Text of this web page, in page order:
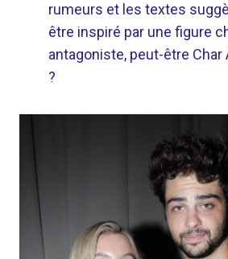
rumeurs et les textes
être inspiré par une figure
antagoniste, peut-être
?